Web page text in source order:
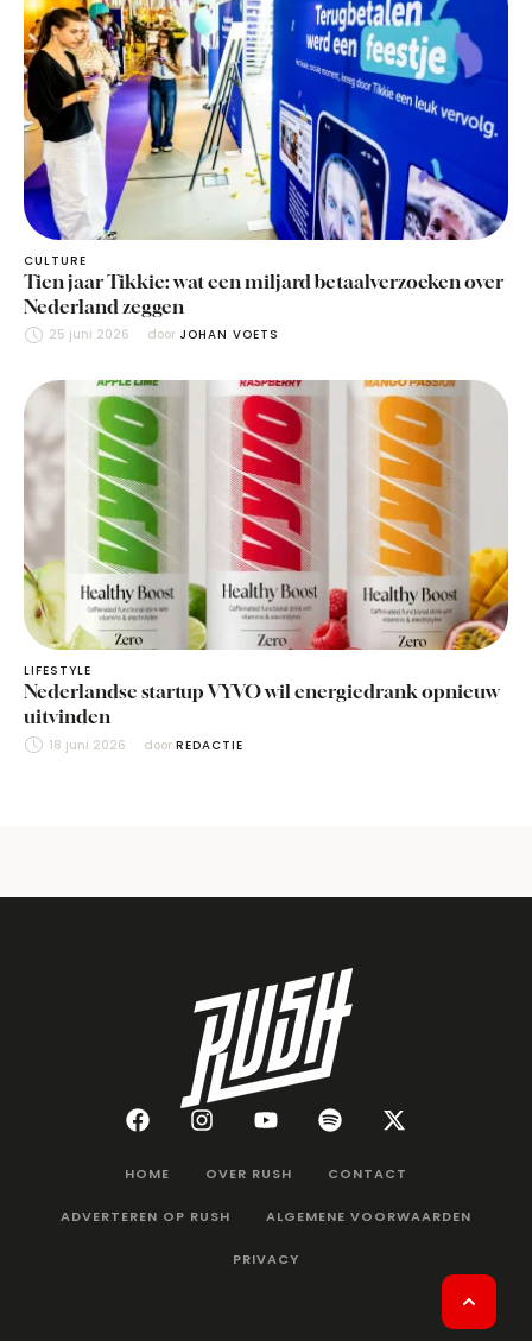
CULTURE
Tien jaar Tikkie: wat een miljard betaalverzoeken over
Nederland zeggen
25 juni 2026 door JOHAN VOETS
LIFESTYLE
Nederlandse startup VYVO wil energiedrank opnieuw
uitvinden
18 juni 2026 door REDACTIE
HOME OVER RUSH CONTACT
ADVERTEREN OP RUSH ALGEMENE VOORWAARDEN
PRIVACY